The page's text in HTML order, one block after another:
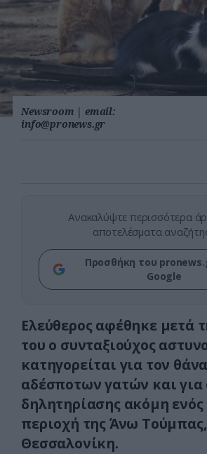
Newsroom | email:
info@pronews.gr
Ανακαλύψτε περισσότερα
αποτελέσματα
Προσθήκη του
Google
Ελεύθερος αφέθηκε μετά
του ο συνταξιούχος
κατηγορείται για τον
αδέσποτων γατών και
δηλητηρίασης ακόμη
περιοχή της Άνω
Θεσσαλονίκη.